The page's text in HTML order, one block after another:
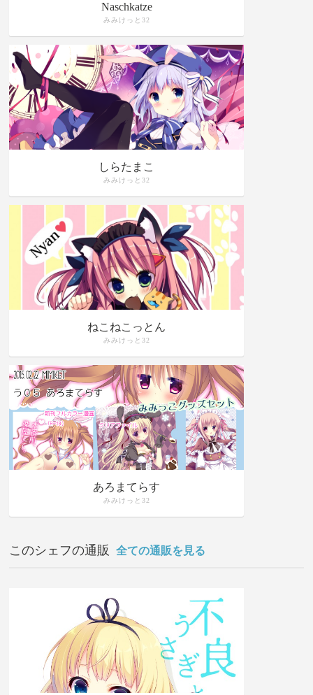
Naschkatze
みみけっと32
しらたまこ
みみけっと32
ねこねこっとん
みみけっと32
あろまてらす
みみけっと32
このシェフの通販 全ての通販を見る